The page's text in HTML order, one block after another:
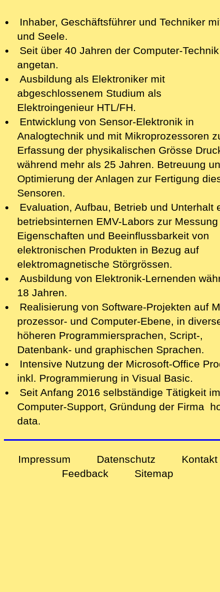
Inhaber, Geschäftsführer und Techniker
und Seele.
Seit über 40 Jahren der Computer-Technik
angetan.
Ausbildung als Elektroniker mit
abgeschlossenem Studium als
Elektroingenieur HTL/FH.
Entwicklung von Sensor-Elektronik in
Analogtechnik und mit Mikroprozessoren
Erfassung der physikalischen Grösse
während mehr als 25 Jahren. Betreuung
Optimierung der Anlagen zur Fertigung
Sensoren.
Evaluation, Aufbau, Betrieb und Unterhalt
betriebsinternen EMV-Labors zur
Eigenschaften und Beeinflussbarkeit von
elektronischen Produkten in Bezug auf
elektromagnetische Störgrössen.
Ausbildung von Elektronik-Lernenden
18 Jahren.
Realisierung von Software-Projekten auf
prozessor- und Computer-Ebene, in
höheren Programmiersprachen, Script-,
Datenbank- und graphischen Sprachen.
Intensive Nutzung der Microsoft-Office
inkl. Programmierung in Visual Basic.
Seit Anfang 2016 selbständige Tätigkeit im
Computer-Support, Gründung der Firma
data.
Impressum Datenschutz
Kontakt
Feedback
Sitemap